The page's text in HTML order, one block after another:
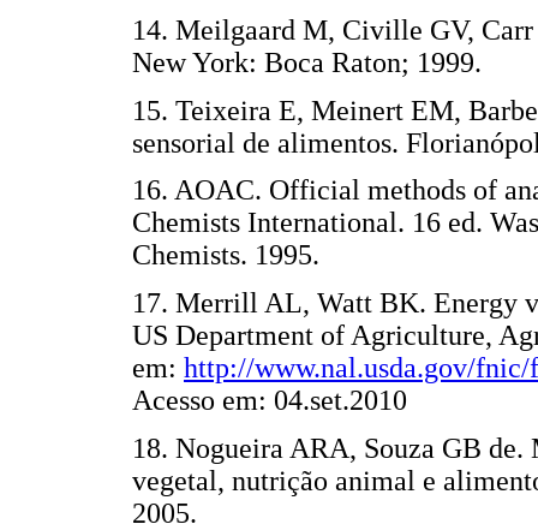
14. Meilgaard M, Civille GV, Carr
New York: Boca Raton; 1999.
15. Teixeira E, Meinert EM,
sensorial de alimentos.
16. AOAC. Official methods of
Chemists International. 16 ed.
Chemists. 1995.
17. Merrill AL, Watt BK. Energy
US Department of Agriculture,
em: http://www.nal.usda.gov/
Acesso em: 04.set.2010
18. Nogueira ARA, Souza GB
vegetal, nutrição animal e
2005.